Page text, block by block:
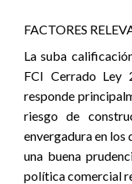
FACTORES
La suba
FCI Cerrado Ley
responde
riesgo de
envergadura en los
una buena
política comercial